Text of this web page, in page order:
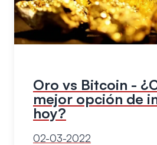
Oro vs Bitcoin -
mejor opción de
hoy?
02-03-2022